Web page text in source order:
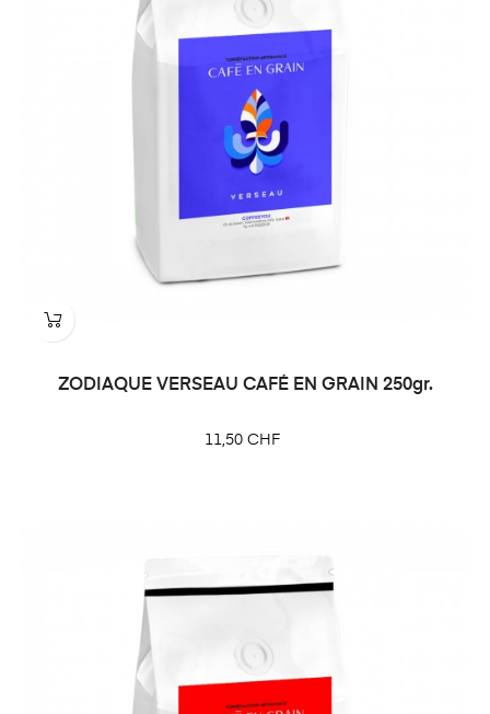
ZODIAQUE VERSEAU CAFÉ EN GRAIN 250gr.
Prix
11,50 CHF